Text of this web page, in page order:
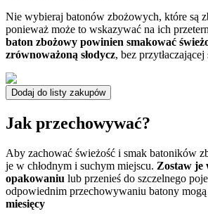
Nie wybieraj batonów zbożowych, które są
ponieważ może to wskazywać na ich
baton zbożowy powinien smakować
zrównoważoną słodycz, bez przytłaczającej
Dodaj do listy zakupów
Jak przechowywać?
Aby zachować świeżość i smak batoników
je w chłodnym i suchym miejscu. Zostaw je
opakowaniu lub przenieś do szczelnego
odpowiednim przechowywaniu batony
miesięcy